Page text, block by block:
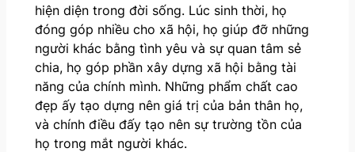
hiện diện trong đời sống. Lúc sinh thời, họ
đóng góp nhiều cho xã hội, họ giúp đỡ những
người khác bằng tình yêu và sự quan tâm sẻ
chia, họ góp phần xây dựng xã hội bằng tài
năng của chính mình. Những phẩm chất cao
đẹp ấy tạo dựng nên giá trị của bản thân họ,
và chính điều đấy tạo nên sự trường tồn của
họ trong mắt người khác.